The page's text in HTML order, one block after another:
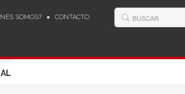
SOMOS? CONTACTO